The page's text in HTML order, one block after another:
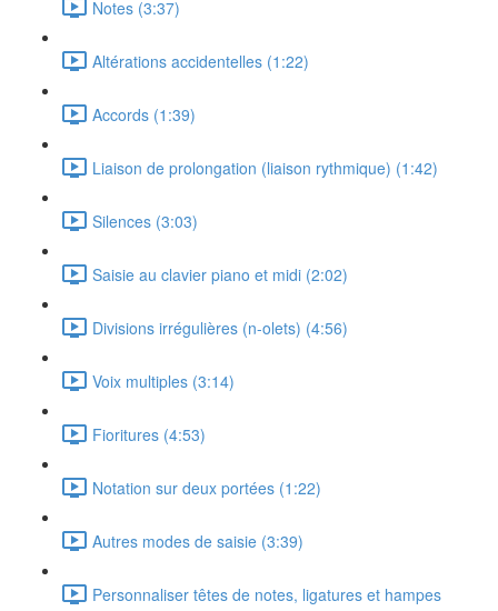
Notes (3:37)
Altérations accidentelles (1:22)
Accords (1:39)
Liaison de prolongation (liaison rythmique) (1:42)
Silences (3:03)
Saisie au clavier piano et midi (2:02)
Divisions irrégulières (n-olets) (4:56)
Voix multiples (3:14)
Fioritures (4:53)
Notation sur deux portées (1:22)
Autres modes de saisie (3:39)
Personnaliser têtes de notes, ligatures et hampes